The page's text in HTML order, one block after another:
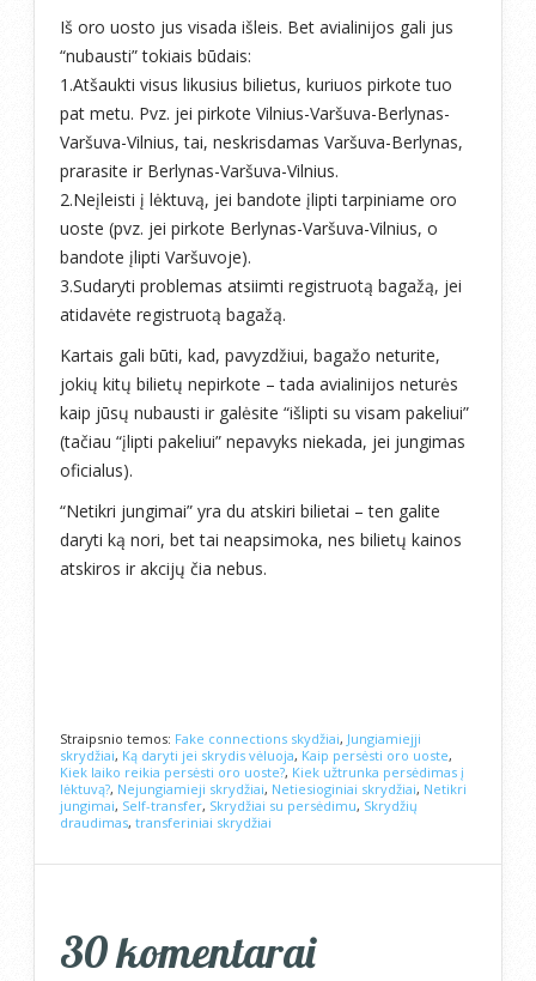
Iš oro uosto jus visada išleis. Bet avialinijos gali jus
“nubausti” tokiais būdais:
1.Atšaukti visus likusius bilietus, kuriuos pirkote tuo
pat metu. Pvz. jei pirkote Vilnius-Varšuva-Berlynas-
Varšuva-Vilnius, tai, neskrisdamas Varšuva-Berlynas,
prarasite ir Berlynas-Varšuva-Vilnius.
2.Neįleisti į lėktuvą, jei bandote įlipti tarpiniame oro
uoste (pvz. jei pirkote Berlynas-Varšuva-Vilnius, o
bandote įlipti Varšuvoje).
3.Sudaryti problemas atsiimti registruotą bagažą, jei
atidavėte registruotą bagažą.
Kartais gali būti, kad, pavyzdžiui, bagažo neturite,
jokių kitų bilietų nepirkote – tada avialinijos neturės
kaip jūsų nubausti ir galėsite “išlipti su visam pakeliui”
(tačiau “įlipti pakeliui” nepavyks niekada, jei jungimas
oficialus).
“Netikri jungimai” yra du atskiri bilietai – ten galite
daryti ką nori, bet tai neapsimoka, nes bilietų kainos
atskiros ir akcijų čia nebus.
Straipsnio temos: Fake connections skydžiai, Jungiamiejji
skrydžiai, Ką daryti jei skrydis vėluoja, Kaip persėsti oro uoste,
Kiek laiko reikia persėsti oro uoste?, Kiek užtrunka persėdimas į
lėktuvą?, Nejungiamieji skrydžiai, Netiesioginiai skrydžiai, Netikri
jungimai, Self-transfer, Skrydžiai su persėdimu, Skrydžių
draudimas, transferiniai skrydžiai
30 komentarai